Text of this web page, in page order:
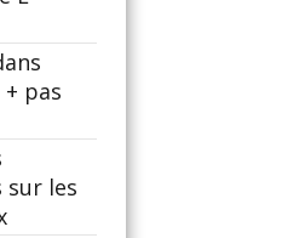
pas
sur les